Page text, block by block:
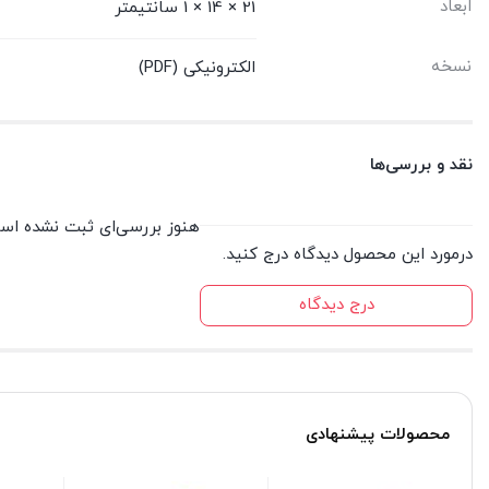
ابعاد 21 × 14 × 1 سانتیمتر
نسخه الکترونیکی (PDF)
نقد و بررسی‌ها
درمورد این محصول دیدگاه درج کنید.
درج دیدگاه
هنوز بررسی‌ای ثبت نشده
محصولات پیشنهادی